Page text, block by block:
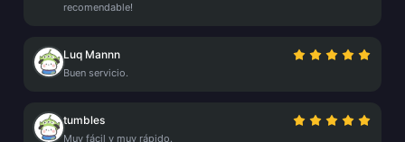
recomendable!
Luq Mannn
Buen servicio.
tumbles
Muy fácil y muy rápido.